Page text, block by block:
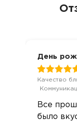
День
Качество
Все
было